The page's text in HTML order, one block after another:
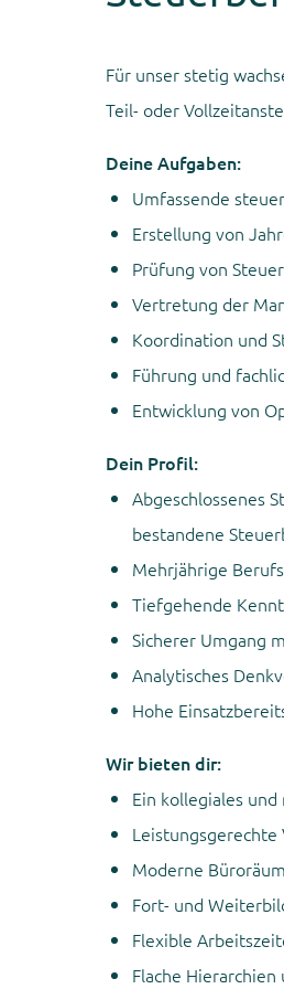
Für unser stetig
Teil- oder
Deine Aufgaben:
Umfassende
Erstellung von
Prüfung von
Vertretung der
Koordination und
Führung und
Entwicklung von
Dein Profil:
Abgeschlossenes
bestandene
Mehrjährige
Tiefgehende
Sicherer Umgang
Analytisches
Hohe
Wir bieten dir:
Ein kollegiales
Moderne
Fort- und
Flexible
Flache